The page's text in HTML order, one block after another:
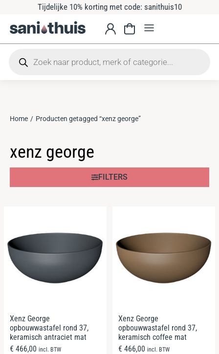
Tijdelijke 10% korting met code: sanithuis10
Je bent hier:
Home Producten getagged “xenz george”
xenz george
FILTERS
Xenz George
opbouwwastafel rond 37,
keramisch antraciet mat
€ 466,00 incl. BTW
Xenz George
opbouwwastafel rond 37,
keramisch coffee mat
€ 466,00 incl. BTW